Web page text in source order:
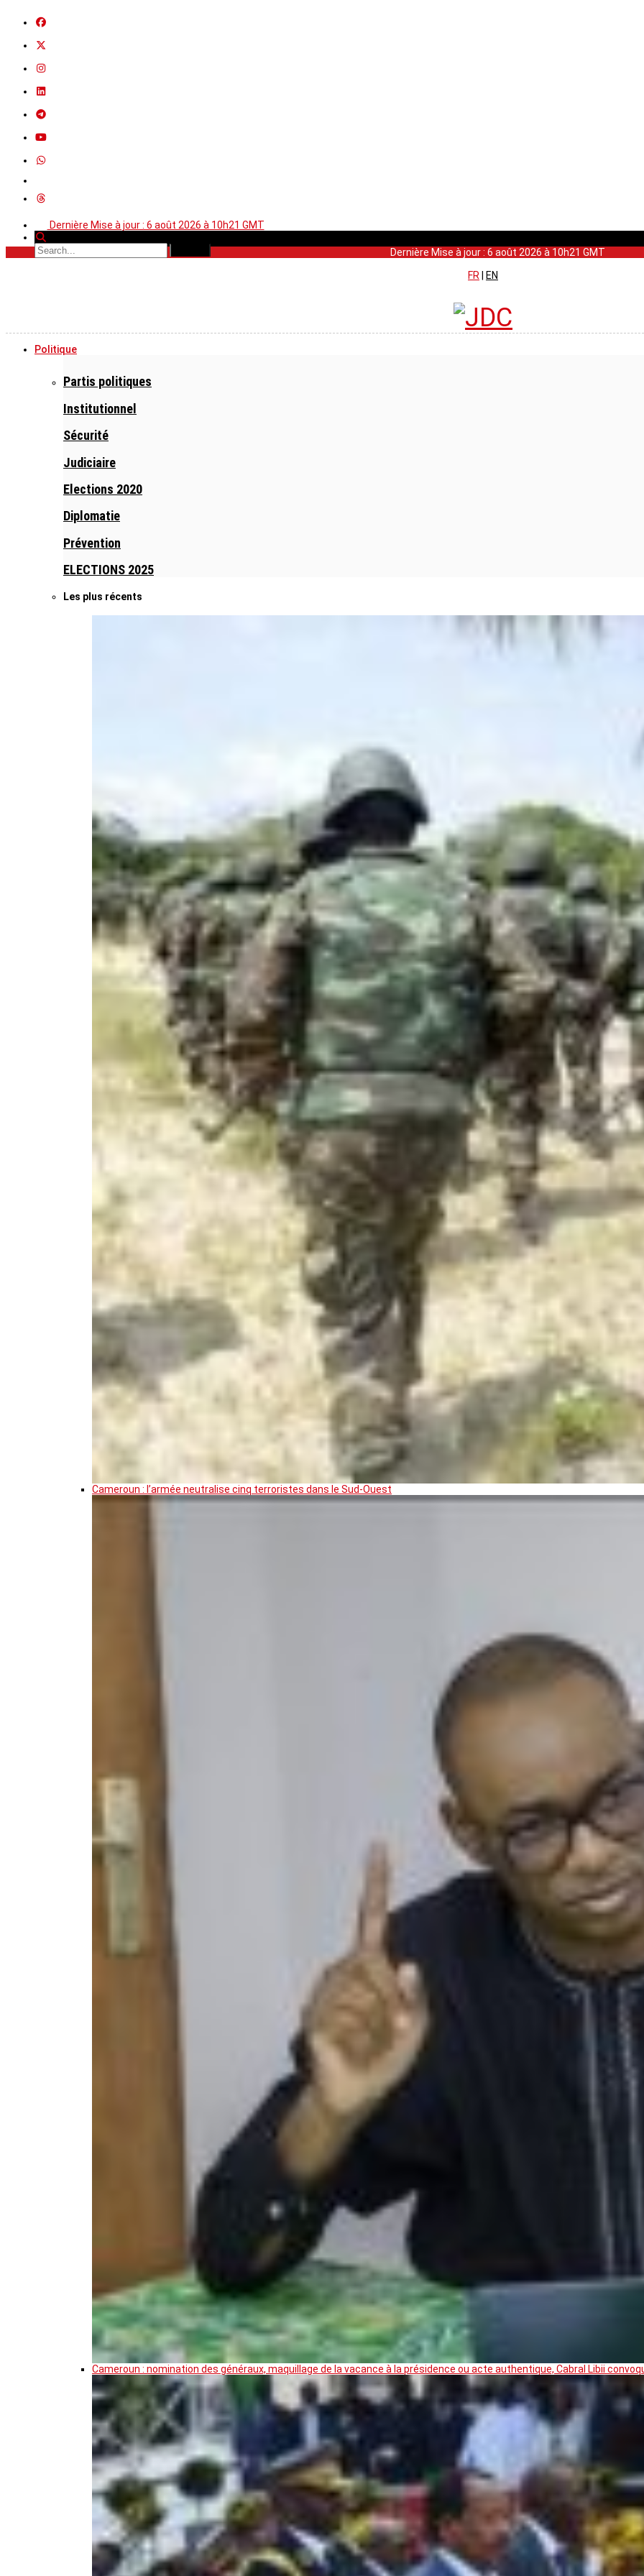
Dernière Mise à jour : 6 août 2026 à 10h21 GMT
Dernière Mise à jour : 6 août 2026 à 10h21 GMT
FR
EN
Politique
Partis politiques
Institutionnel
Sécurité
Judiciaire
Elections 2020
Diplomatie
Prévention
ELECTIONS 2025
Les plus récents
Cameroun : l’armée neutralise cinq terroristes dans le Sud-Ouest
Cameroun : nomination des généraux, maquillage de la vacance à la présidence ou acte authentique, Cabral Libii